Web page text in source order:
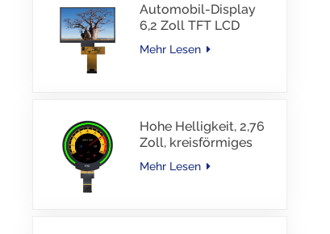
Automobil-Display
6,2 Zoll TFT LCD
1024*600 IPS TFT-
Schnittstellentreiber-
Mehr Lesen
Hohe Helligkeit, 2,76
Zoll, kreisförmiges
TFT-Display, 480 x
480 Auflösung, 1000
Mehr Lesen